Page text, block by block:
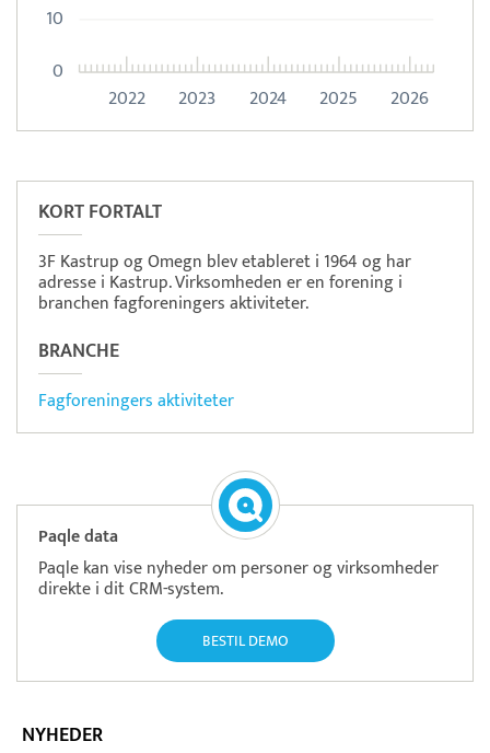
2022 2023 2024 2025 2026
0
10
KORT FORTALT
3F Kastrup og Omegn blev etableret i 1964 og har
adresse i Kastrup. Virksomheden er en forening i
branchen fagforeningers aktiviteter.
BRANCHE
Fagforeningers aktiviteter
Paqle data
Paqle kan vise nyheder om personer og virksomheder
direkte i dit CRM-system.
BESTIL DEMO
NYHEDER